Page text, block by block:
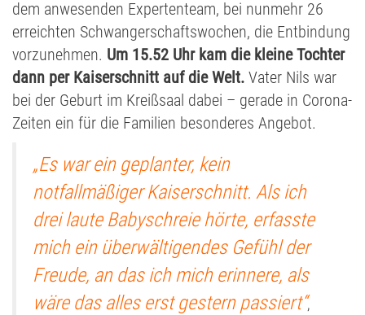
dem anwesenden Expertenteam, bei nunmehr 26
erreichten Schwangerschaftswochen, die Entbindung
vorzunehmen. Um 15.52 Uhr kam die kleine Tochter
dann per Kaiserschnitt auf die Welt. Vater Nils war
bei der Geburt im Kreißsaal dabei – gerade in Corona-
Zeiten ein für die Familien besonderes Angebot.
„Es war ein geplanter, kein
notfallmäßiger Kaiserschnitt. Als ich
drei laute Babyschreie hörte, erfasste
mich ein überwältigendes Gefühl der
Freude, an das ich mich erinnere, als
wäre das alles erst gestern passiert“,